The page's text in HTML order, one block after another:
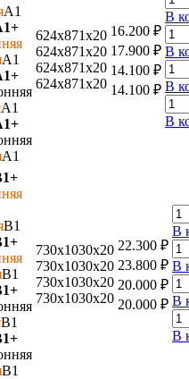
A1
A1
A1
A1
624х871х20
624х871х20
624х871х20
624х871х20
16.200 ₽
17.900 ₽
14.100 ₽
14.100 ₽
В
В
В
В
B1
B1
B1
B1
730х1030х20
730х1030х20
730х1030х20
730х1030х20
22.300 ₽
23.800 ₽
20.000 ₽
20.000 ₽
В
В
В
В